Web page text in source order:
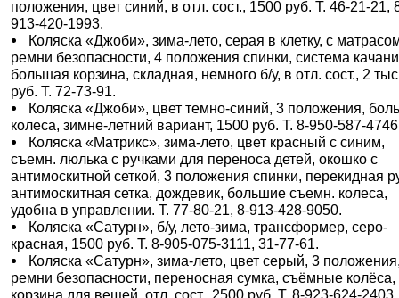
положения, цвет синий, в отл. сост., 1500 руб. Т. 46-21-21,
913-420-1993.
Коляска «Джоби», зима-лето, серая в клетку, с
ремни безопасности, 4 положения спинки, система
большая корзина, складная, немного б/у, в отл. сост., 2
руб. Т. 72-73-91.
Коляска «Джоби», цвет темно-синий, 3 положения,
колеса, зимне-летний вариант, 1500 руб. Т. 8-950-587-
Коляска «Матрикс», зима-лето, цвет красный с синим,
съемн. люлька с ручками для переноса детей, окошко с
антимоскитной сеткой, 3 положения спинки, перекидная
антимоскитная сетка, дождевик, большие съемн. колеса,
удобна в управлении. Т. 77-80-21, 8-913-428-9050.
Коляска «Сатурн», б/у, лето-зима, трансформер, серо-
красная, 1500 руб. Т. 8-905-075-3111, 31-77-61.
Коляска «Сатурн», зима-лето, цвет серый, 3
ремни безопасности, переносная сумка, съёмные колёса,
корзина для вещей, отл. сост., 2500 руб. Т. 8-923-624-2403.